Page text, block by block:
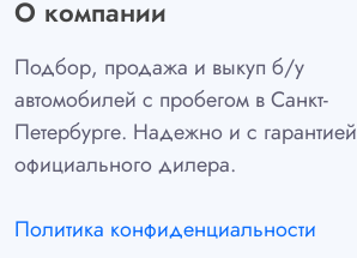
О компании
Подбор, продажа и выкуп б/у
автомобилей с пробегом в Санкт-
Петербурге. Надежно и с гарантией
официального дилера.
Политика конфиденциальности